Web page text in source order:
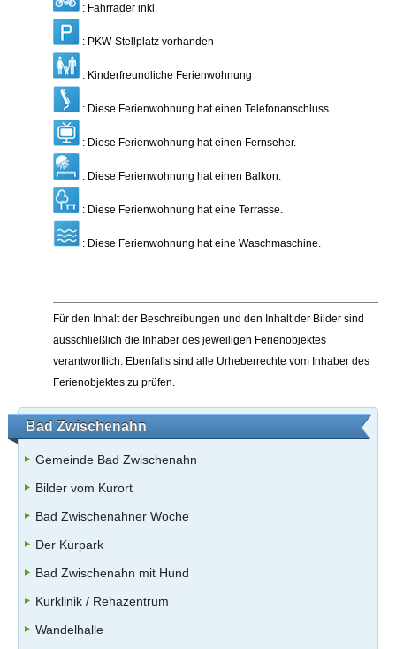
: Fahrräder inkl.
: PKW-Stellplatz vorhanden
: Kinderfreundliche Ferienwohnung
: Diese Ferienwohnung hat einen Telefonanschluss.
: Diese Ferienwohnung hat einen Fernseher.
: Diese Ferienwohnung hat einen Balkon.
: Diese Ferienwohnung hat eine Terrasse.
: Diese Ferienwohnung hat eine Waschmaschine.
Für den Inhalt der Beschreibungen und den Inhalt der Bilder sind
ausschließlich die Inhaber des jeweiligen Ferienobjektes
verantwortlich. Ebenfalls sind alle Urheberrechte vom Inhaber des
Ferienobjektes zu prüfen.
Bad Zwischenahn
Gemeinde Bad Zwischenahn
Bilder vom Kurort
Bad Zwischenahner Woche
Der Kurpark
Bad Zwischenahn mit Hund
Kurklinik / Rehazentrum
Wandelhalle